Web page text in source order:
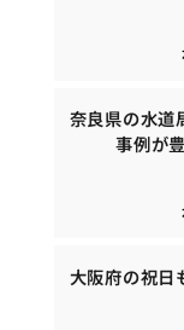
奈良県の水道
事例が
大阪府の祝日